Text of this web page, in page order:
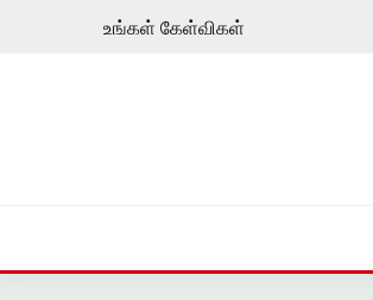
உங்கள் கேள்விகள்